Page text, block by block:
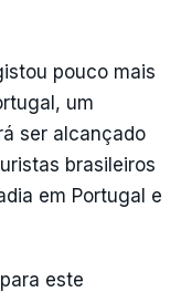
pouco mais
um
ser alcançado
brasileiros
em Portugal e
este